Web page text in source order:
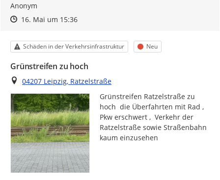
Anonym
Zeitpunkt des Erstellens
Zeitpunkt des Erstellens
16. Mai um 15:36Zur Äußerung
Kategorie
Schäden in der Verkehrsinfrastruktur Status
Neu
Grünstreifen zu hoch
Ort
04207 Leipzig, Ratzelstraße
Grünstreifen Ratzelstraße zu
hoch  die Überfahrten mit Rad ,
Pkw erschwert ,  Verkehr der
Ratzelstraße sowie Straßenbahn
kaum einzusehen